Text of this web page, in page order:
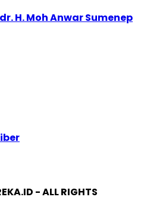
H. Moh Anwar Sumenep
- ALL RIGHTS